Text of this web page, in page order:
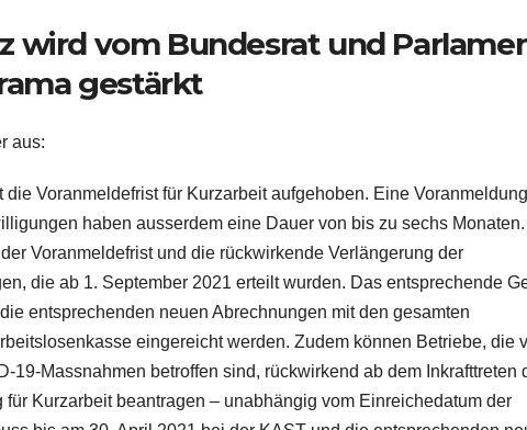
wird vom Bundesrat und
gestärkt
aus:
Voranmeldefrist für Kurzarbeit aufgehoben. Eine Voranmeldung
haben ausserdem eine Dauer von bis zu sechs Monaten.
Voranmeldefrist und die rückwirkende Verlängerung der
die ab 1. September 2021 erteilt wurden. Das entsprechende
entsprechenden neuen Abrechnungen mit den gesamten
eingereicht werden. Zudem können Betriebe, die
19-Massnahmen betroffen sind, rückwirkend ab dem Inkrafttreten
Kurzarbeit beantragen – unabhängig vom Einreichedatum der